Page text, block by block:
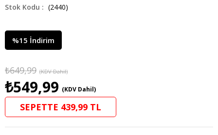
(2440)
%15 İndirim
₺649,99 (KDV Dahil)
₺549,99 (KDV Dahil)
SEPETTE 439,99 TL